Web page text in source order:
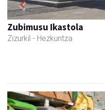
Zubimusu Ikastola
Zizurkil - Hezkuntza
Previous